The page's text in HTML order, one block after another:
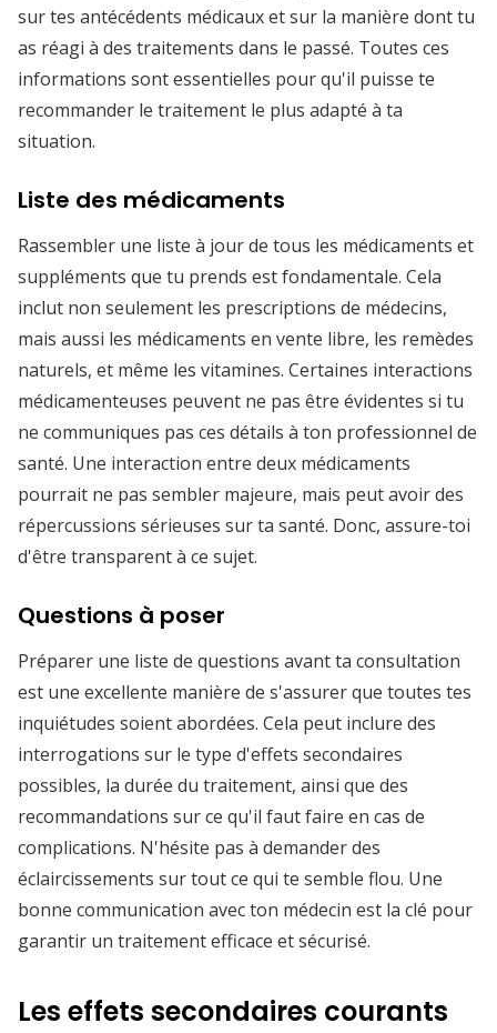
sur tes antécédents médicaux et sur la manière dont tu
as réagi à des traitements dans le passé. Toutes ces
informations sont essentielles pour qu'il puisse te
recommander le traitement le plus adapté à ta
situation.
Liste des médicaments
Rassembler une liste à jour de tous les médicaments et
suppléments que tu prends est fondamentale. Cela
inclut non seulement les prescriptions de médecins,
mais aussi les médicaments en vente libre, les remèdes
naturels, et même les vitamines. Certaines interactions
médicamenteuses peuvent ne pas être évidentes si tu
ne communiques pas ces détails à ton professionnel de
santé. Une interaction entre deux médicaments
pourrait ne pas sembler majeure, mais peut avoir des
répercussions sérieuses sur ta santé. Donc, assure-toi
d'être transparent à ce sujet.
Questions à poser
Préparer une liste de questions avant ta consultation
est une excellente manière de s'assurer que toutes tes
inquiétudes soient abordées. Cela peut inclure des
interrogations sur le type d'effets secondaires
possibles, la durée du traitement, ainsi que des
recommandations sur ce qu'il faut faire en cas de
complications. N'hésite pas à demander des
éclaircissements sur tout ce qui te semble flou. Une
bonne communication avec ton médecin est la clé pour
garantir un traitement efficace et sécurisé.
Les effets secondaires courants